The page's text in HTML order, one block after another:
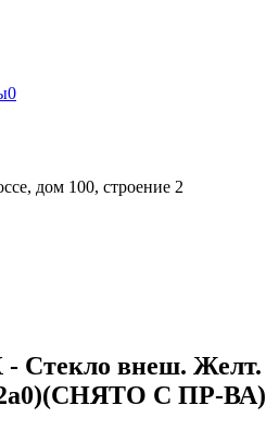
0
дом 100, строение 2
- Стекло внеш. Желт.
С ПР-ВА)